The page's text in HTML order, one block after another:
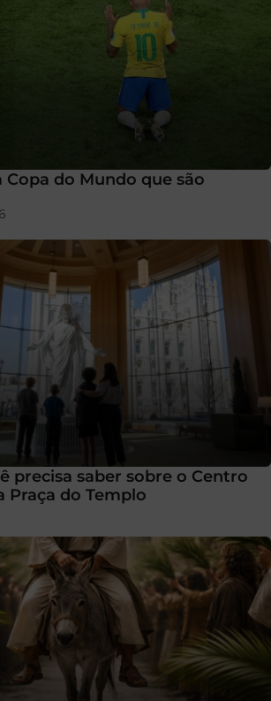
Copa do Mundo que são
precisa saber sobre o Centro
Praça do Templo